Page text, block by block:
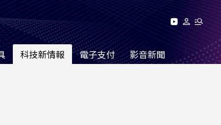
科技新情報 電子支付 影音新聞